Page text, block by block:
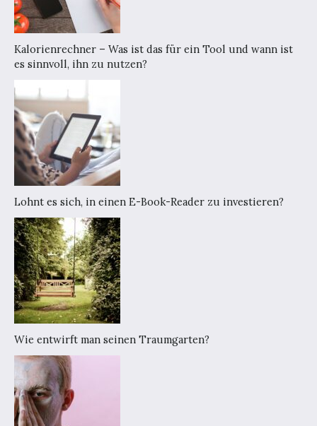
Kalorienrechner – Was ist das für ein Tool und wann ist
es sinnvoll, ihn zu nutzen?
Lohnt es sich, in einen E-Book-Reader zu investieren?
Wie entwirft man seinen Traumgarten?